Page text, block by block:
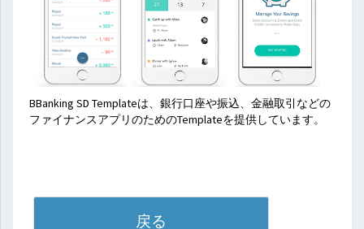
BBanking SD Templateは、銀行口座や振込、金融取引などの
ファイナンスアプリのためのTemplateを提供しています。